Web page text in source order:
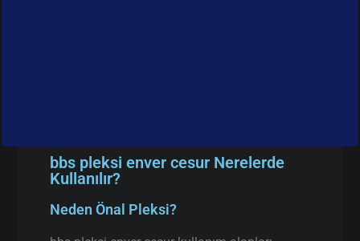
bbs pleksi enver cesur Nerelerde
Kullanılır?
Neden Önal Pleksi?